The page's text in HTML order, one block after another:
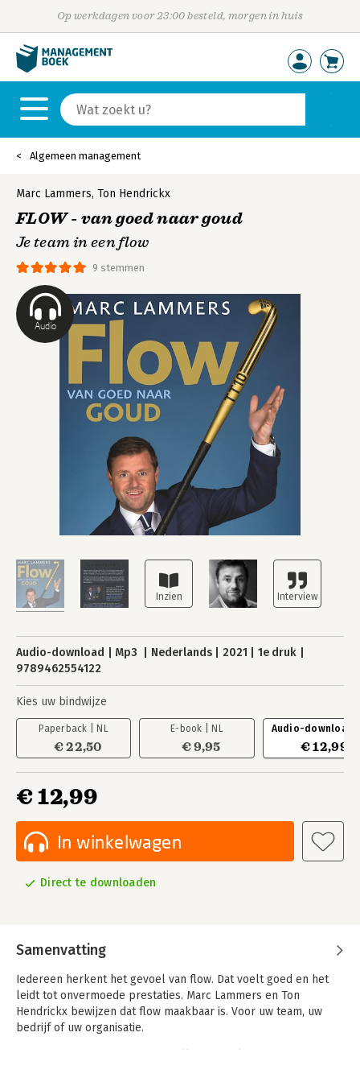
Op werkdagen voor 23:00 besteld, morgen in huis
Algemeen management
Audio
9 stemmen
Marc Lammers, Ton Hendrickx
FLOW - van goed naar goud
Je team in een flow
Audio-download Mp3 Nederlands 2021
1e druk
9789462554122
Kies uw bindwijze
Paperback | NL
€ 22,50
E-book | NL
€ 9,95
Audio-download |
€ 12,99
€ 12,99
In winkelwagen
Direct te downloaden
Samenvatting
Iedereen herkent het gevoel van flow. Dat voelt goed en het
leidt tot onvermoede prestaties. Marc Lammers en Ton
Hendrickx bewijzen dat flow maakbaar is. Voor uw team, uw
bedrijf of uw organisatie.